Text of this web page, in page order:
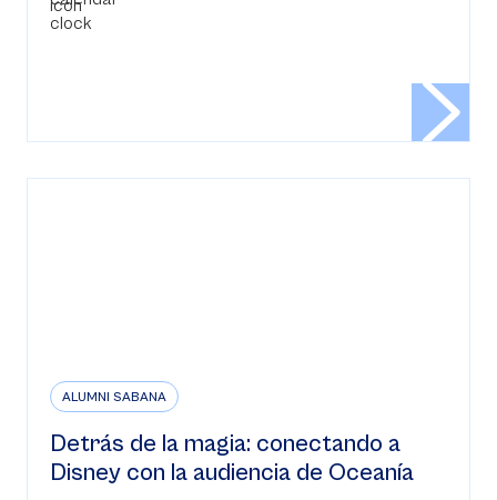
ALUMNI SABANA
Detrás de la magia: conectando a
Disney con la audiencia de Oceanía